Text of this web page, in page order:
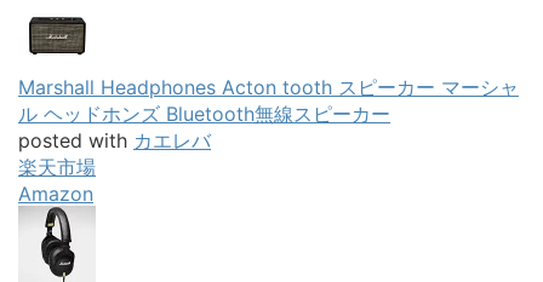
Marshall Headphones Acton tooth スピーカー マーシャ
ル ヘッドホンズ Bluetooth無線スピーカー
posted with カエレバ
楽天市場
Amazon